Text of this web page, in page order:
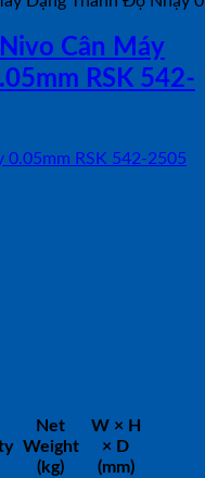
Nivo Cân Máy
RSK 542-
0.05mm RSK 542-2505
Net
Weight
(kg)
W × H
× D
(mm)